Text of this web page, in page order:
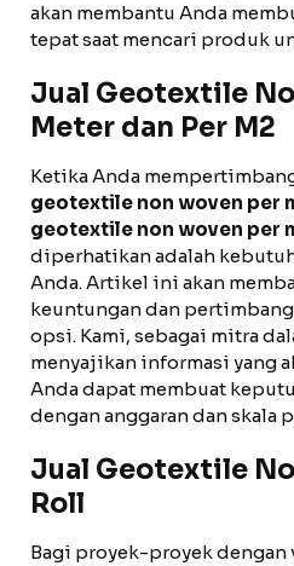
akan membantu Anda
tepat saat mencari produk
Jual Geotextile
Meter dan Per M2
Ketika Anda
geotextile non woven per
geotextile non woven per
diperhatikan adalah
Anda. Artikel ini akan
keuntungan dan
opsi. Kami, sebagai mitra
menyajikan informasi yang
Anda dapat membuat
dengan anggaran dan skala
Jual Geotextile
Roll
Bagi proyek-proyek dengan